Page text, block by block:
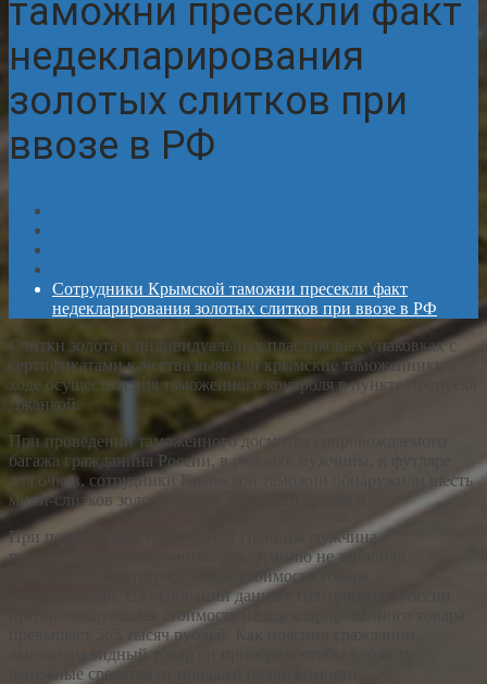
таможни пресекли факт
недекларирования
золотых слитков при
ввозе в РФ
Сотрудники Крымской таможни пресекли факт
недекларирования золотых слитков при ввозе в РФ
Слитки золота в индивидуальных пластиковых упаковках с
сертификатами качества выявили крымские таможенники в
ходе осуществления таможенного контроля в пункте пропуска
Джанкой.
При проведении таможенного досмотра сопровождаемого
багажа гражданина России, в рюкзаке мужчины, в футляре
для очков, сотрудники Крымской таможни обнаружили шесть
мини-слитков золота общим весом 120 граммов.
При пересечении таможенной границы мужчина
пассажирскую таможенную декларацию не заполнял.
Документы, подтверждающие стоимость товара,
отсутствовали. На основании данных Центробанка России
предположительная стоимость незадекларированного товара
превышает 565 тысяч рублей. Как пояснил гражданин,
высоколиквидный товар он приобрёл, чтобы вложить
денежные средства от продажи недвижимости.